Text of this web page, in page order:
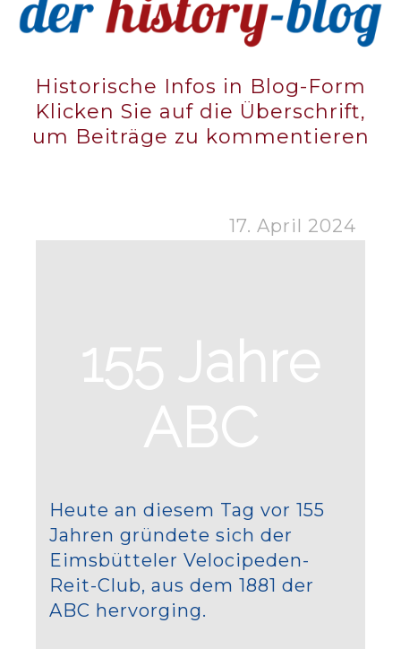
Historische Infos in Blog-Form
Klicken Sie auf die Überschrift,
um Beiträge zu kommentieren
17. April 2024
155 Jahre
ABC
Heute an diesem Tag vor 155
Jahren gründete sich der
Eimsbütteler Velocipeden-
Reit-Club, aus dem 1881 der
ABC hervorging.